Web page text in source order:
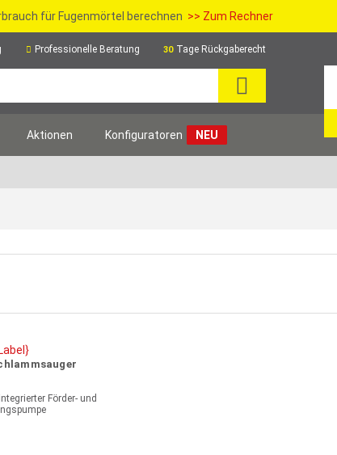
für Fugenmörtel berechnen >> Zum Rechner
Professionelle Beratung 30 Tage Rückgaberecht
Aktionen Konfiguratoren NEU
Förder- und